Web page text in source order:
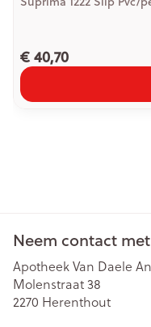
€ 40,70
Neem contact
Apotheek Van Daele
Molenstraat 38
2270 Herenthout